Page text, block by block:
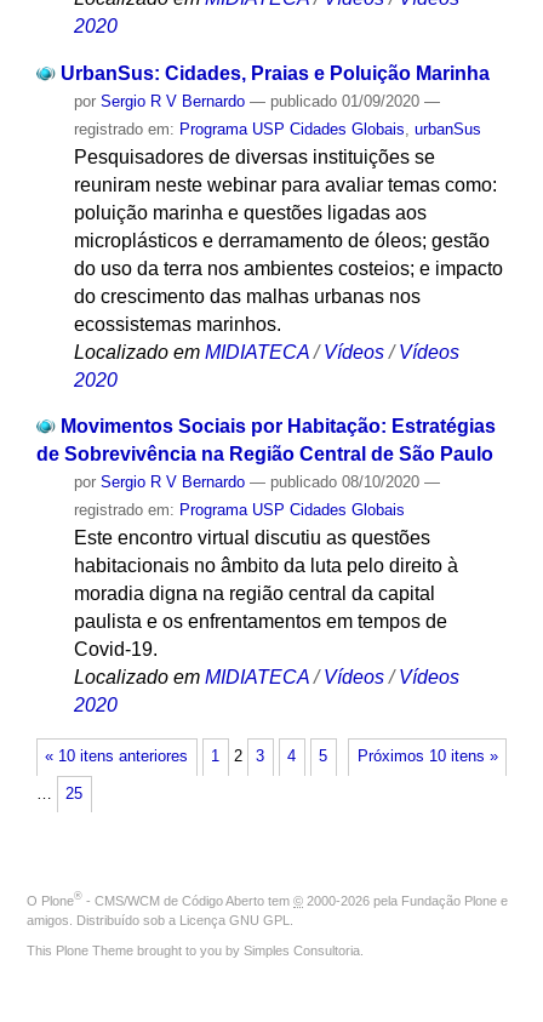
2020
UrbanSus: Cidades, Praias e Poluição Marinha
por Sergio R V Bernardo — publicado01/09/2020 —
registrado em: Programa USP Cidades Globais urbanSus
Pesquisadores de diversas instituições se
reuniram neste webinar para avaliar temas como:
poluição marinha e questões ligadas aos
microplásticos e derramamento de óleos; gestão
do uso da terra nos ambientes costeios; e impacto
do crescimento das malhas urbanas nos
ecossistemas marinhos.
Localizado em MIDIATECA /Vídeos /Vídeos
2020
Movimentos Sociais por Habitação: Estratégias
de Sobrevivência na Região Central de São Paulo
por Sergio R V Bernardo — publicado08/10/2020 —
registrado em: Programa USP Cidades Globais
Este encontro virtual discutiu as questões
habitacionais no âmbito da luta pelo direito à
moradia digna na região central da capital
paulista e os enfrentamentos em tempos de
Covid-19.
Localizado em MIDIATECA /Vídeos /Vídeos
2020
« 10 itens anteriores Próximos 10 itens »
1 2 3 4 5
… 25
O Plone® - CMS/WCM de Código Aberto tem © 2000-2026 pela Fundação Plone e
amigos. Distribuído sob a Licença GNU GPL
This Plone Theme brought to you by Simples Consultoria